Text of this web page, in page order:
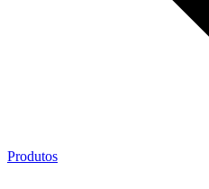
Produtos